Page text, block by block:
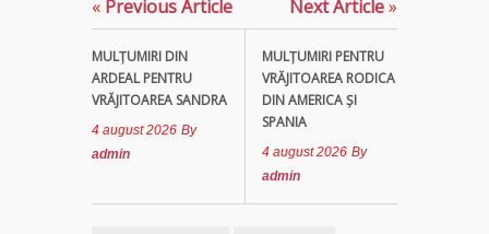
« Previous Article
MULŢUMIRI DIN
ARDEAL PENTRU
VRĂJITOAREA SANDRA
4 august 2026 By
admin
Next Article»
MULȚUMIRI PENTRU
VRĂJITOAREA RODICA
DIN AMERICA ȘI
SPANIA
4 august 2026 By
admin